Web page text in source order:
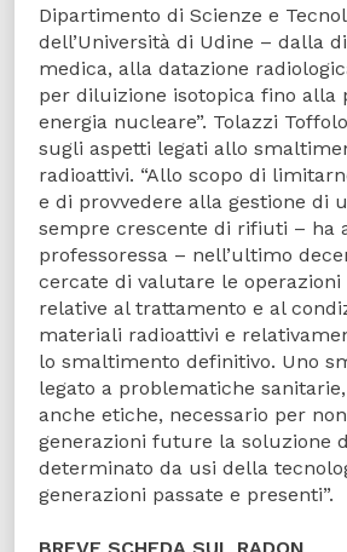
Dipartimento di Scienze e
dell’Università di Udine – dalla
medica, alla datazione
per diluizione isotopica fino alla
energia nucleare”. Tolazzi
sugli aspetti legati allo
radioattivi. “Allo scopo di
e di provvedere alla gestione di
sempre crescente di rifiuti – ha
professoressa – nell’ultimo
cercate di valutare le
relative al trattamento e al
materiali radioattivi e
lo smaltimento definitivo. Uno
legato a problematiche
anche etiche, necessario per
generazioni future la soluzione
determinato da usi della
generazioni passate e presenti”.